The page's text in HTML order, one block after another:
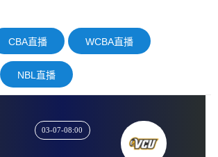
CBA直播 WCBA直播
NBL直播